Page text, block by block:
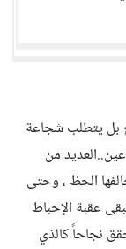
بل يتطلب شجاعة
المبدعين..العديد من
الحظ ، وحتى
عقبة الإحباط
نجاحاً كالذي